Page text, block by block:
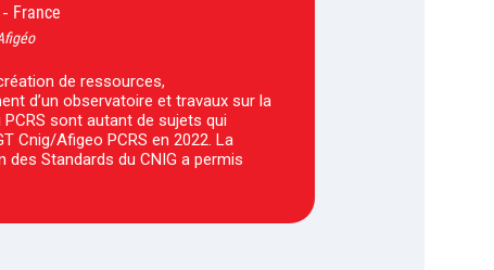
- France
de ressources,
d’un observatoire et travaux sur la
sont autant de sujets qui
Cnig/Afigeo PCRS en 2022. La
des Standards du CNIG a permis